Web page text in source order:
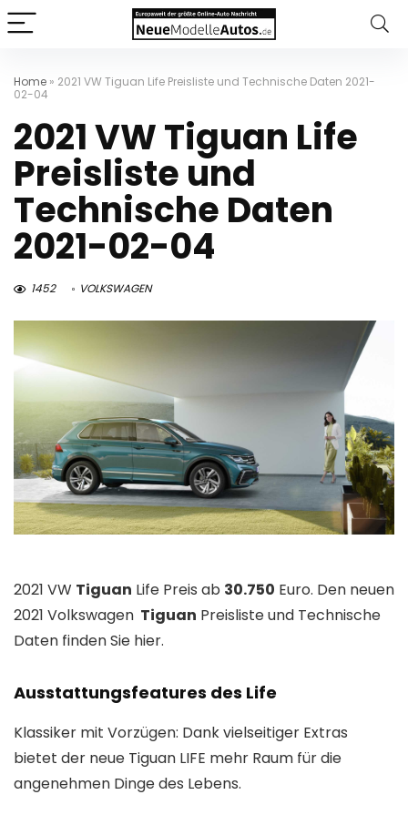
Home » 2021 VW Tiguan Life Preisliste und Technische Daten 2021-
02-04
2021 VW Tiguan Life
Preisliste und
Technische Daten
2021-02-04
1452 VOLKSWAGEN
2021 VW Tiguan Life Preis ab 30.750 Euro. Den neuen
2021 Volkswagen Tiguan Preisliste und Technische
Daten finden Sie hier.
Ausstattungsfeatures des Life
Klassiker mit Vorzügen: Dank vielseitiger Extras
bietet der neue Tiguan LIFE mehr Raum für die
angenehmen Dinge des Lebens.